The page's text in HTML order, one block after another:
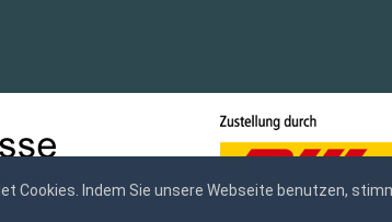
Cookies. Indem Sie unsere Webseite benutzen,